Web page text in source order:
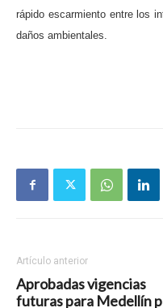
rápido escarmiento entre los
daños ambientales.
Artículo anterior
Aprobadas vigencias
futuras para Medellín